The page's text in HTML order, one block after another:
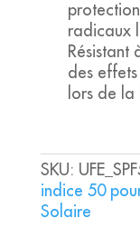
radicaux
des
lors de
SKU:
indice 50
Solaire